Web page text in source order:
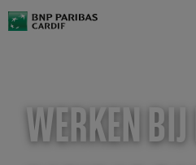
WERKEN